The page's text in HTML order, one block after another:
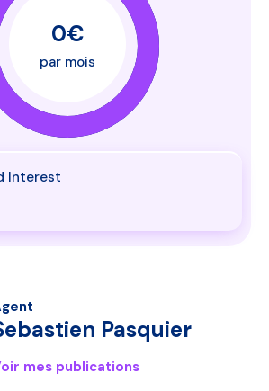
0€
par mois
Interest
Pasquier
mes publications